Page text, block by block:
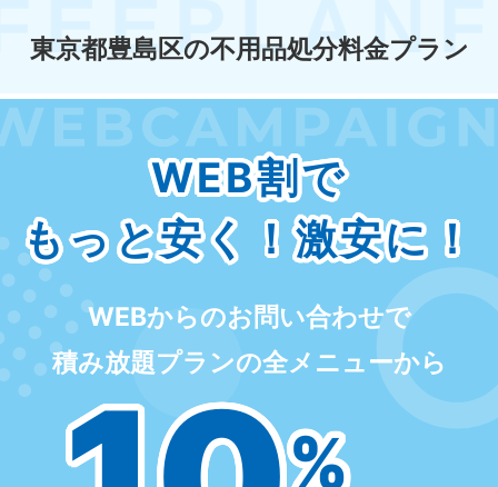
東京都豊島区の不用品処分料金プラン
WEB割で
もっと安く！激安に！
WEBからのお問い合わせで
積み放題プランの全メニューから
%
千葉県
050-1881-5268
埼玉県
050-
栃木県
050-1881-5270
9:00〜19:00 年中無休
茨城県
群馬県
050-1881-5267
中部
愛知県
050-1881-5255
9:00〜19:00 年中無休
岐阜県
050-
9:00〜19:00
静岡県